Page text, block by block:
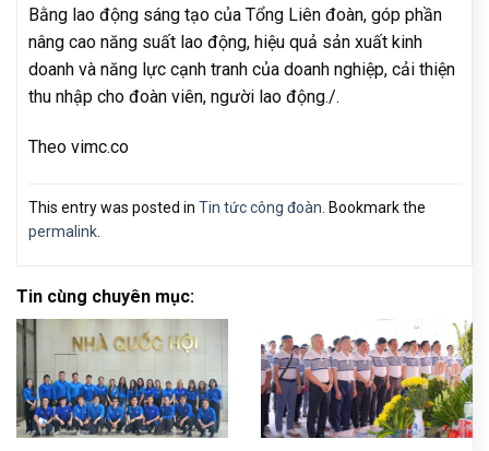
Bằng lao động sáng tạo của Tổng Liên đoàn, góp phần
nâng cao năng suất lao động, hiệu quả sản xuất kinh
doanh và năng lực cạnh tranh của doanh nghiệp, cải thiện
thu nhập cho đoàn viên, người lao động./.
Theo vimc.co
This entry was posted in Tin tức công đoàn . Bookmark the
permalink
Tin cùng chuyên mục: